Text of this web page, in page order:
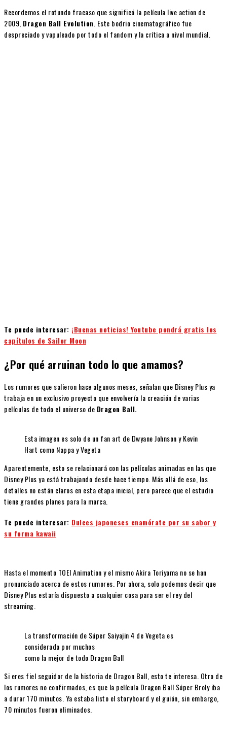
Recordemos el rotundo fracaso que significó la película live action de
2009, Dragon Ball Evolution . Este bodrio cinematográfico fue
despreciado y vapuleado por todo el fandom y la crítica a nivel mundial.
Te puede interesar: ¡Buenas noticias! Youtube pondrá gratis los
capítulos de Sailor Moon
¿Por qué arruinan todo lo que amamos?
Los rumores que salieron hace algunos meses, señalan que Disney Plus ya
trabaja en un exclusivo proyecto que envolvería la creación de varias
películas de todo el universo de Dragon Ball.
Esta imagen es solo de un fan art de Dwyane Johnson y Kevin
Hart como Nappa y Vegeta
Aparentemente, esto se relacionará con las películas animadas en las que
Disney Plus ya está trabajando desde hace tiempo. Más allá de eso, los
detalles no están claros en esta etapa inicial, pero parece que el estudio
tiene grandes planes para la marca.
Te puede interesar: Dulces japoneses enamórate por su sabor y
su forma kawaii
Hasta el momento TOEI Animation y el mismo Akira Toriyama no se han
pronunciado acerca de estos rumores. Por ahora, solo podemos decir que
Disney Plus estaría dispuesto a cualquier cosa para ser el rey del
streaming.
La transformación de Súper Saiyajin 4 de Vegeta es
considerada por muchos
como la mejor de todo Dragon Ball
Si eres fiel seguidor de la historia de Dragon Ball, esto te interesa. Otro de
los rumores no confirmados, es que la película Dragon Ball Súper Broly iba
a durar 170 minutos. Ya estaba listo el storyboard y el guión, sin embargo,
70 minutos fueron eliminados.